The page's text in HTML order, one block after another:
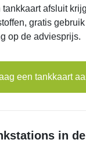
tankkaart afsluit
gratis
op de adviesprijs.
een tankkaart
in